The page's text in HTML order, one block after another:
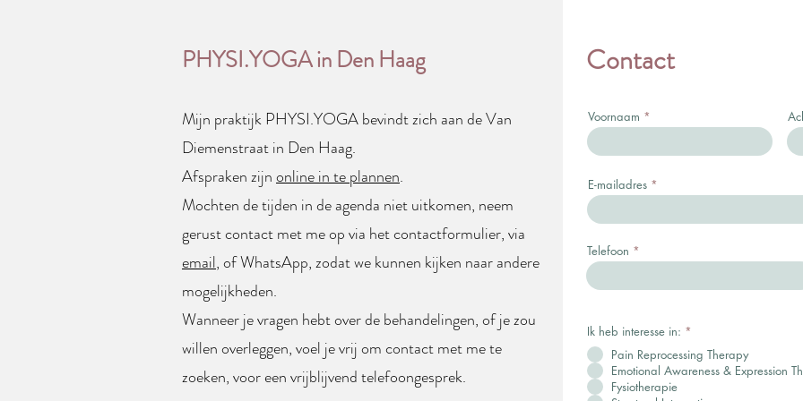
PHYSI.YOGA in Den Haag
Mijn praktijk PHYSI.YOGA bevindt zich aan de Van
Diemenstraat in Den Haag.
Afspraken zijnonline in te plannen.
Mochten de tijden in de agenda niet uitkomen, neem
gerust contact met me op via het contactformulier, via
email, of WhatsApp, zodat we kunnen kijken naar andere
mogelijkheden.
Wanneer je vragen hebt over de behandelingen, of je zou
willen overleggen, voel je vrij om contact met me te
zoeken, voor een vrijblijvend telefoongesprek.
Contact
Voornaam
E-mailadres
Telefoon
Ik heb interesse in: *
Pain Reprocessing Therapy
Emotional Awareness & Expression
Fysiotherapie